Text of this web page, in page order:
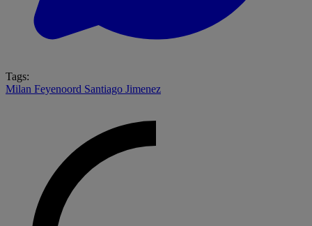
Tags:
Milan Feyenoord Santiago Jimenez